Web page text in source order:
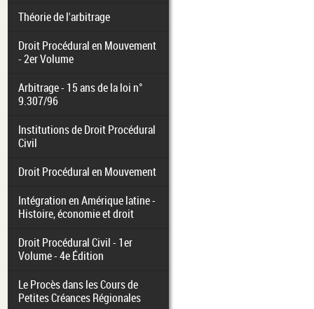
Théorie de l'arbitrage
Droit Procédural en Mouvement
- 2er Volume
Arbitrage - 15 ans de la loi n°
9.307/96
Institutions de Droit Procédural
Civil
Droit Procédural en Mouvement
Intégration en Amérique latine -
Histoire, économie et droit
Droit Procédural Civil - 1er
Volume - 4e Édition
Le Procès dans les Cours de
Petites Créances Régionales